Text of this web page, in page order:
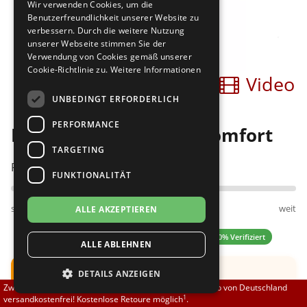
Brautschuhe
Sneaker
Übergrößen 43-44
Flexerinas
Merlet
Nueva Epoca
RayRose
Rummos
Rumpf
SoDanca
TopTanz
Bilder Video
Diamant 053-029-525 comfort
Passt am besten bei Fußweite:
schmal normal weit
4.60 (5 Bewertungen) ✓ 100% Verifiziert
Hinweis: Der Schuh fällt groß aus.
Empfehlung: Bitte bestellen Sie ihn eine halbe
Zwischen 70,00 EUR und 800,00 EUR liefern wir innerhalb von Deutschland
versandkostenfrei! Kostenlose Retoure möglich1.
Wir verwenden Cookies, um die
Benutzerfreundlichkeit unserer Website zu
verbessern. Durch die weitere Nutzung
unserer Webseite stimmen Sie der
Verwendung von Cookies gemäß unserer
Cookie-Richtlinie zu. Weitere Informationen
UNBEDINGT ERFORDERLICH
PERFORMANCE
TARGETING
FUNKTIONALITÄT
ALLE AKZEPTIEREN
ALLE ABLEHNEN
DETAILS ANZEIGEN